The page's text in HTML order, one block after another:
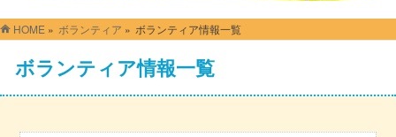
HOME » ボランティア » ボランティア情報一覧
ボランティア情報一覧